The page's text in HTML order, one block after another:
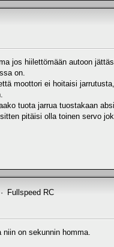
jos hiilettömään autoon
on.
moottori ei hoitaisi
tuota jarrua tuostakaan
pitäisi olla toinen servo
Fullspeed RC
on sekunnin homma.